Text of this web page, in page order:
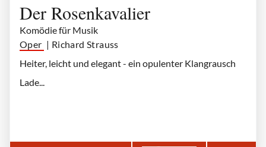
Der Rosenkavalier
Komödie für Musik
Oper | Richard Strauss
Heiter, leicht und elegant - ein opulenter Klangrausch
Lade...